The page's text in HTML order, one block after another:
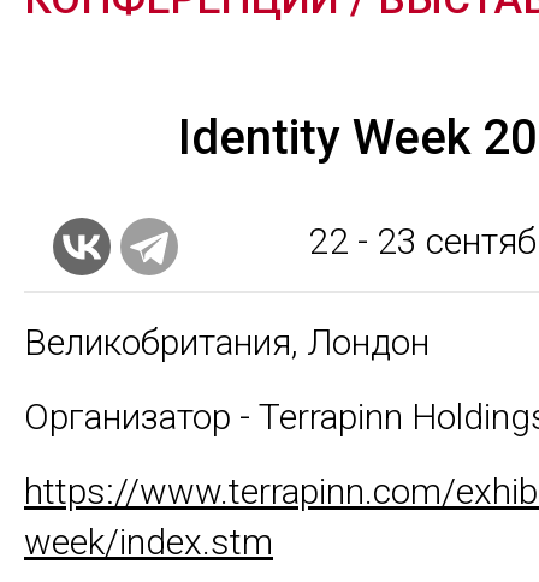
Identity Week
22 - 23
Великобритания, Лондон
Организатор - Terrapinn
https://www.terrapinn.com/
week/index.stm